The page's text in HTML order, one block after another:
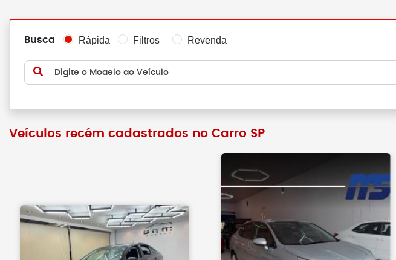
Busca Rápida Filtros Revenda
Digite o Modelo do Veículo
Veículos recém cadastrados no Carro SP